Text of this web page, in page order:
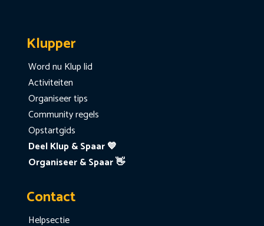
Klupper
Word nu Klup lid
Activiteiten
Organiseer tips
Community regels
Opstartgids
Deel Klup & Spaar 💙
Organiseer & Spaar 👋
Contact
Helpsectie